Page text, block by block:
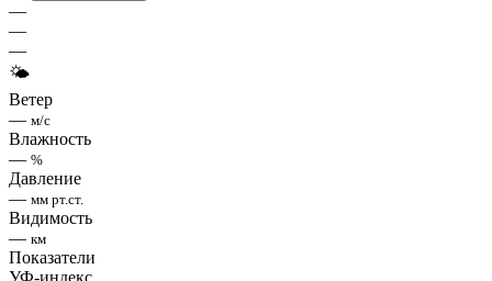
—
—
—
🌤
Ветер
— м/с
Влажность
— %
Давление
— мм рт.ст.
Видимость
— км
Показатели